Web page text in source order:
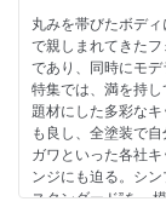
・北澤志朗のヤング
・Follow Your
・内藤あんもの戦
・ 模型をよりリア
・ワールドスケール
・長谷川迷人のプ
【情 報】
エイチエムエー 1/
set：平出彰太
【特別記事】
・無敵艦隊最後の翼
AV-8B ハリアーⅡ
EAV-8B+ Matador
【NEW KIT
丸みを帯びたボデ
で親しまれてきた
であり、同時にモ
特集では、満を持
題材にした多彩な
も良し、全塗装で
ガワといった各社
ンジにも迫る。シ
スタンダード”を、